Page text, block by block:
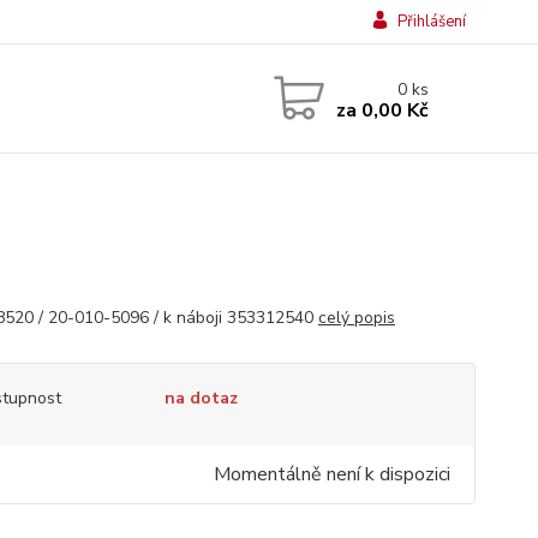
Přihlášení
0ks
za 0,00 Kč
/ 20-010-5096 / k náboji 353312540 celý popis
na dotaz
Momentálně není k dispozici